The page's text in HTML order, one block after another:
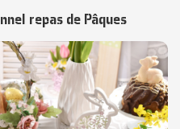
repas de Pâques